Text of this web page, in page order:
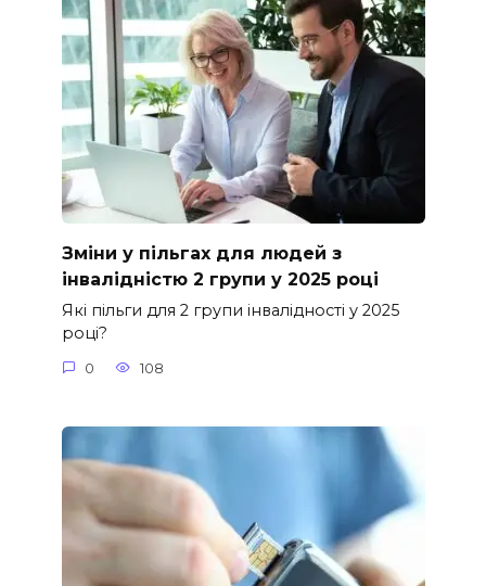
Зміни у пільгах для людей з
інвалідністю 2 групи у 2025 році
Які пільги для 2 групи інвалідності у 2025
році?
0 108